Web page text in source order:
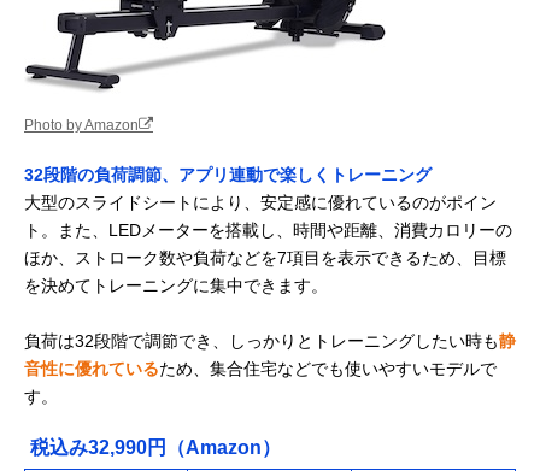
Photo by Amazon
32段階の負荷調節、アプリ連動で楽しくトレーニング
大型のスライドシートにより、安定感に優れているのがポイン
ト。また、LEDメーターを搭載し、時間や距離、消費カロリーの
ほか、ストローク数や負荷などを7項目を表示できるため、目標
を決めてトレーニングに集中できます。
負荷は32段階で調節でき、しっかりとトレーニングしたい時も静
音性に優れているため、集合住宅などでも使いやすいモデルで
す。
税込み32,990円（Amazon）